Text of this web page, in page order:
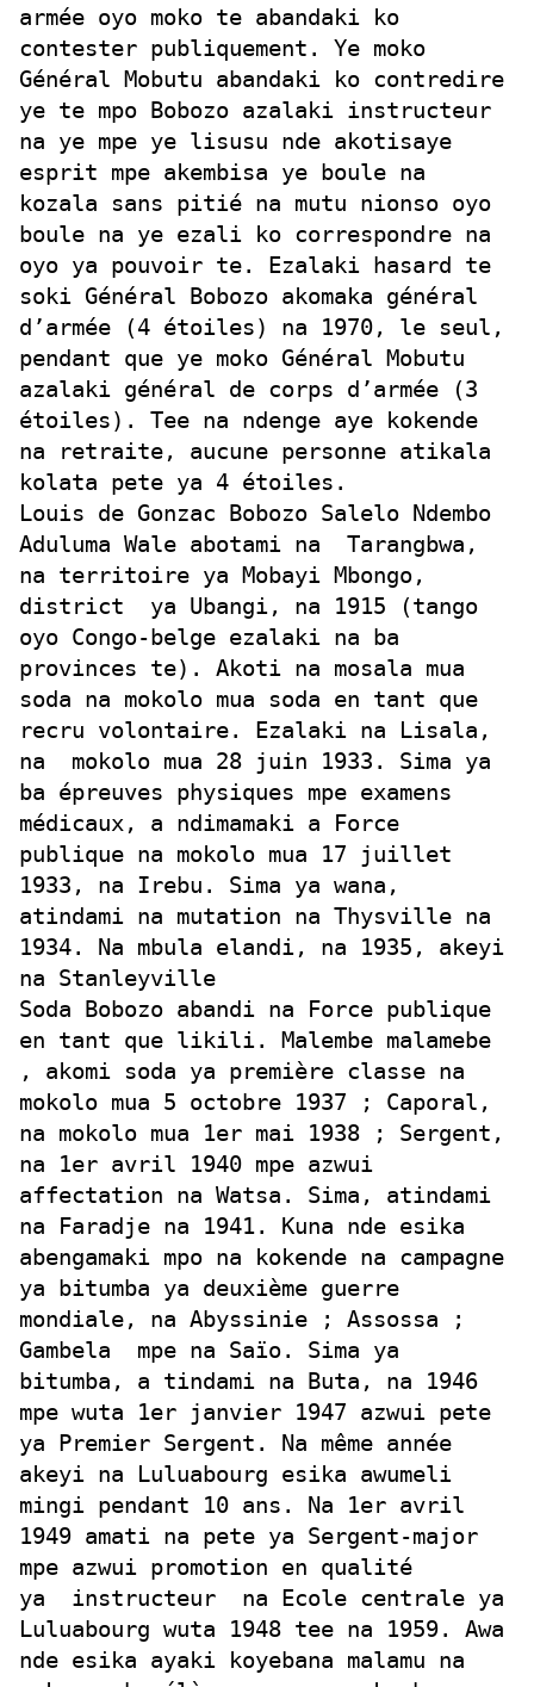
armée oyo moko te abandaki ko
contester publiquement. Ye moko
Général Mobutu abandaki ko contredire
ye te mpo Bobozo azalaki instructeur
na ye mpe ye lisusu nde akotisaye
esprit mpe akembisa ye boule na
kozala sans pitié na mutu nionso oyo
boule na ye ezali ko correspondre na
oyo ya pouvoir te. Ezalaki hasard te
soki Général Bobozo akomaka général
d’armée (4 étoiles) na 1970, le seul,
pendant que ye moko Général Mobutu
azalaki général de corps d’armée (3
étoiles). Tee na ndenge aye kokende
na retraite, aucune personne atikala
kolata pete ya 4 étoiles.
Louis de Gonzac Bobozo Salelo Ndembo
Aduluma Wale abotami na
Tarangbwa,
na territoire ya Mobayi Mbongo,
district
ya Ubangi, na 1915 (tango
oyo Congo-belge ezalaki na ba
provinces te). Akoti na mosala mua
soda na mokolo mua soda en tant que
recru volontaire. Ezalaki na Lisala,
na
mokolo mua 28 juin 1933. Sima ya
ba épreuves physiques mpe examens
médicaux, a ndimamaki a Force
publique na mokolo mua 17 juillet
1933, na Irebu. Sima ya wana,
atindami na mutation na Thysville na
1934. Na mbula elandi, na 1935, akeyi
na Stanleyville
Soda Bobozo abandi na Force publique
en tant que likili. Malembe malamebe
, akomi soda ya première classe na
mokolo mua 5 octobre 1937 ; Caporal,
na mokolo mua 1er mai 1938 ; Sergent,
na 1er avril 1940 mpe azwui
affectation na Watsa. Sima, atindami
na Faradje na 1941. Kuna nde esika
abengamaki mpo na kokende na campagne
ya bitumba ya deuxième guerre
mondiale, na Abyssinie ; Assossa ;
Gambela
mpe na Saïo. Sima ya
bitumba, a tindami na Buta, na 1946
mpe wuta 1er janvier 1947 azwui pete
ya Premier Sergent. Na même année
akeyi na Luluabourg esika awumeli
mingi pendant 10 ans. Na 1er avril
1949 amati na pete ya Sergent-major
mpe azwui promotion en qualité
ya
instructeur
na Ecole centrale ya
Luluabourg wuta 1948 tee na 1959. Awa
nde esika ayaki koyebana malamu na